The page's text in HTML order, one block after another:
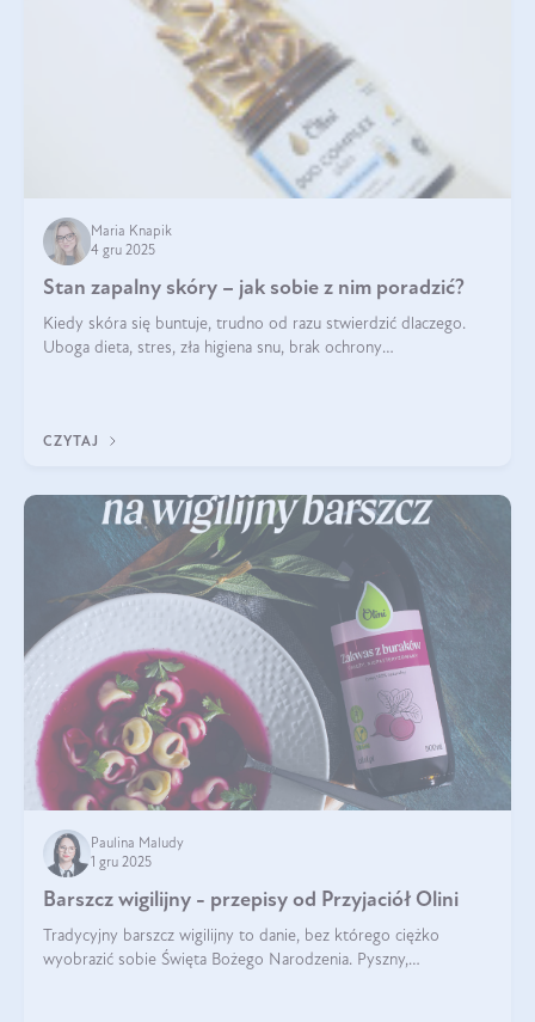
Maria Knapik
4 gru 2025
Stan zapalny skóry – jak sobie z nim poradzić?
Kiedy skóra się buntuje, trudno od razu stwierdzić dlaczego.
Uboga dieta, stres, zła higiena snu, brak ochrony
CZYTAJ
Paulina Maludy
1 gru 2025
Barszcz wigilijny - przepisy od Przyjaciół Olini
Tradycyjny barszcz wigilijny to danie, bez którego ciężko
wyobrazić sobie Święta Bożego Narodzenia. Pyszny,